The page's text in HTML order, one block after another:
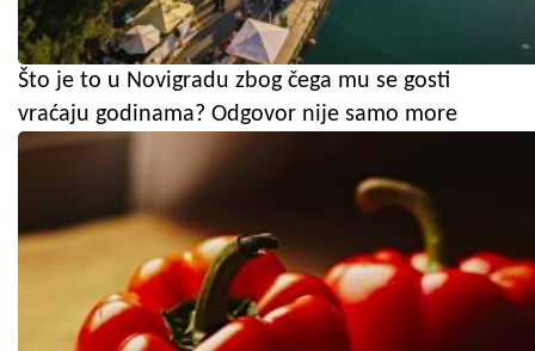
Što je to u Novigradu zbog čega mu se gosti
vraćaju godinama? Odgovor nije samo more